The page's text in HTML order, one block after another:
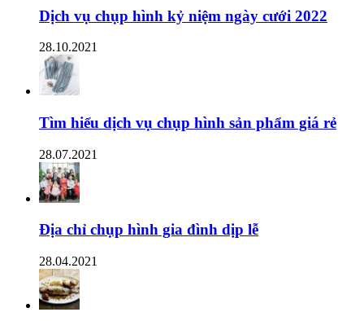
Dịch vụ chụp hình kỷ niệm ngày cưới 2022
28.10.2021
Tìm hiểu dịch vụ chụp hình sản phẩm giá rẻ
28.07.2021
Địa chỉ chụp hình gia đình dịp lễ
28.04.2021